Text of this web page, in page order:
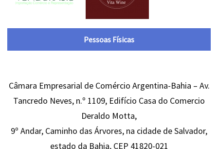
Pessoas Físicas
Câmara Empresarial de Comércio Argentina-Bahia – Av.
Tancredo Neves, n.º 1109, Edifício Casa do Comercio
Deraldo Motta,
9º Andar, Caminho das Árvores, na cidade de Salvador,
estado da Bahia, CEP 41820-021